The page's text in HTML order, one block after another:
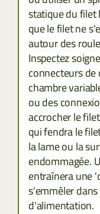
statique du filet
que le filet ne
autour des
Inspectez
connecteurs de
chambre
ou des
accrocher le
qui fendra le
la lame ou la
endommagée.
entraînera une
s'emmêler
d'alimentation.